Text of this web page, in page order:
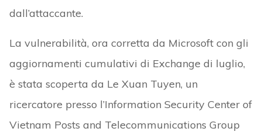
dall’attaccante.
La vulnerabilità, ora corretta da Microsoft con gli
aggiornamenti cumulativi di Exchange di luglio,
è stata scoperta da Le Xuan Tuyen, un
ricercatore presso l’Information Security Center of
Vietnam Posts and Telecommunications Group